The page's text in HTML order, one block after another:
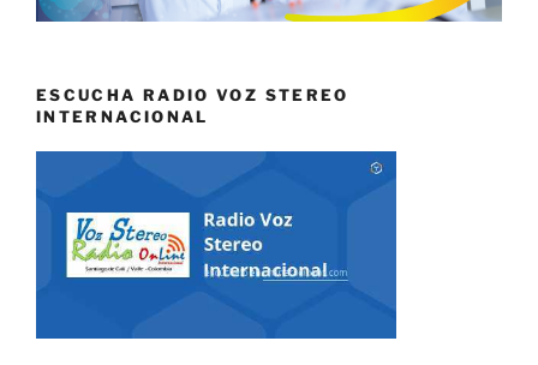
ESCUCHA RADIO VOZ STEREO
INTERNACIONAL